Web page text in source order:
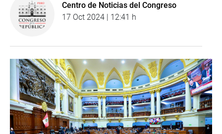
Centro de Noticias del Congreso
17 Oct 2024 | 12:41 h